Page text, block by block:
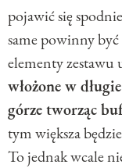
pojawić się
same powinny
elementy zestawu
włożone w
górze tworząc
tym większa
To jednak wcale